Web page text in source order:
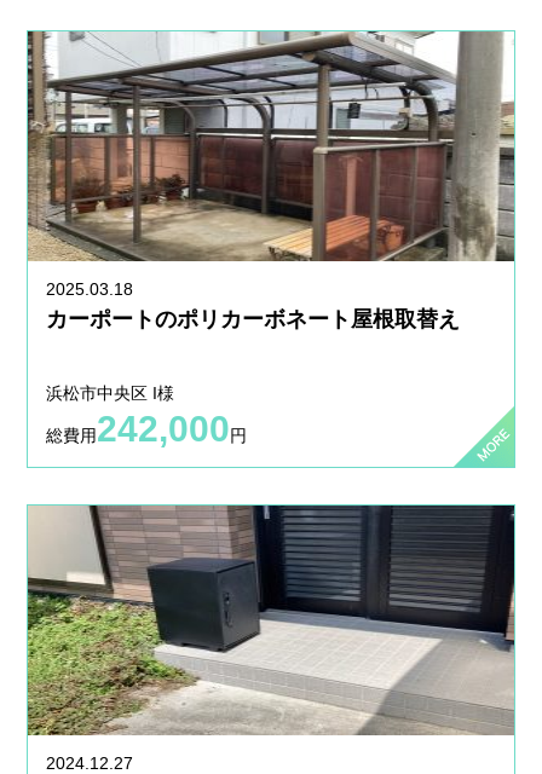
2025.03.18
カーポートのポリカーボネート屋根取替え
浜松市中央区 I様
総費用242,000円
2024.12.27